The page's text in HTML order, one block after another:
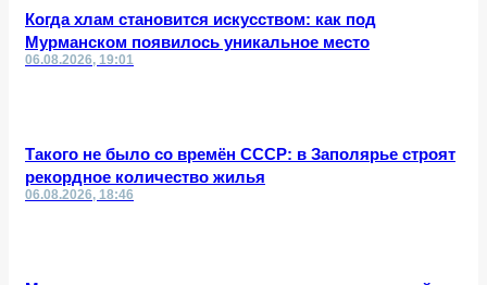
Когда хлам становится искусством: как под
Мурманском появилось уникальное место
06.08.2026, 19:01
Такого не было со времён СССР: в Заполярье строят
рекордное количество жилья
06.08.2026, 18:46